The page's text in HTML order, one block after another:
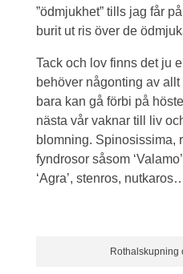
”ödmjukhet” tills jag får
burit ut ris över de
Tack och lov finns det ju
behöver någonting av
bara kan gå förbi på
nästa vår vaknar till liv
blomning. Spinosissima,
fyndrosor såsom
‘Agra’, stenros,
Rothalskupning